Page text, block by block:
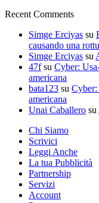
Recent Comments
Simge Erciyas su
causando una
Simge Erciyas su
47fsu Cyber:
americana
bata123 su Cyber:
americana
Unai Caballero su
Chi Siamo
Scrivici
Leggi Anche
La tua Pubblicità
Partnership
Servizi
Account